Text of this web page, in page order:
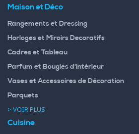
Maison et Déco
Rangements et Dressing
Horloges et Miroirs Decoratifs
Cadres et Tableau
Parfum et Bougies d'intérieur
Vases et Accessoires de Décoration
Parquets
> VOIR PLUS
Cuisine